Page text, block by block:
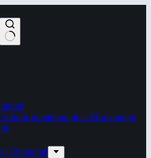
Inmaterial de la Humanidad
Chamamé